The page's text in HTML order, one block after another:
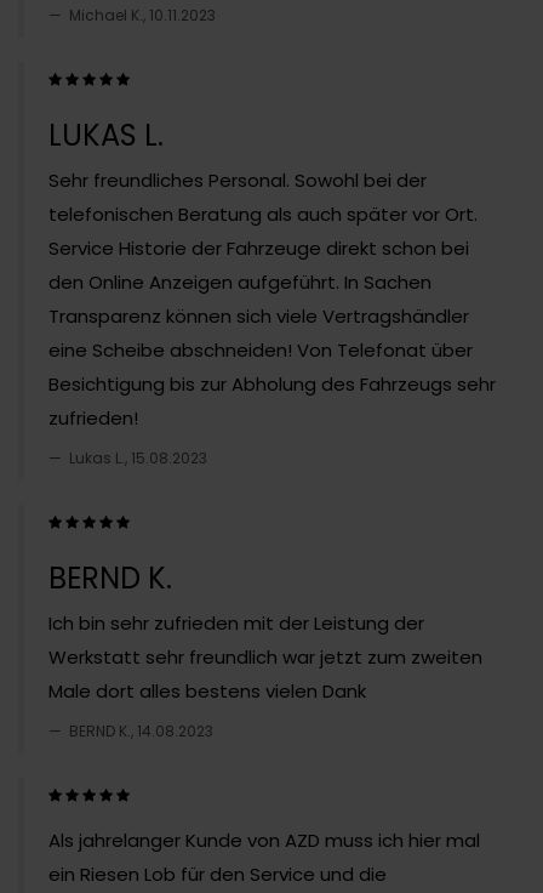
Michael K., 10.11.2023
LUKAS L.
Sehr freundliches Personal. Sowohl bei der
telefonischen Beratung als auch später vor Ort.
Service Historie der Fahrzeuge direkt schon bei
den Online Anzeigen aufgeführt. In Sachen
Transparenz können sich viele Vertragshändler
eine Scheibe abschneiden! Von Telefonat über
Besichtigung bis zur Abholung des Fahrzeugs sehr
zufrieden!
Lukas L., 15.08.2023
BERND K.
Ich bin sehr zufrieden mit der Leistung der
Werkstatt sehr freundlich war jetzt zum zweiten
Male dort alles bestens vielen Dank
BERND K., 14.08.2023
Als jahrelanger Kunde von AZD muss ich hier mal
ein Riesen Lob für den Service und die